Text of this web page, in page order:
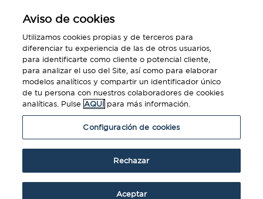
Seguridad en viajes en tiempos de
Información y Seguros.
Aviso de cookies
Utilizamos cookies propias y de terceros para
diferenciar tu experiencia de las de otros usuarios,
para identificarte como cliente o potencial cliente,
para analizar el uso del Site, así como para elaborar
modelos analíticos y compartir un identificador único
de tu persona con nuestros colaboradores de cookies
analíticas. Pulse AQUÍ para más información.
Configuración de cookies
Rechazar
Aceptar